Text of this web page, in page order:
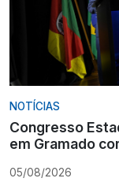
NOTÍCIAS
Congresso
em Gramado
05/08/2026